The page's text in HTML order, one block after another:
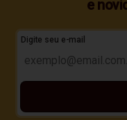
e
Digite seu e-mail